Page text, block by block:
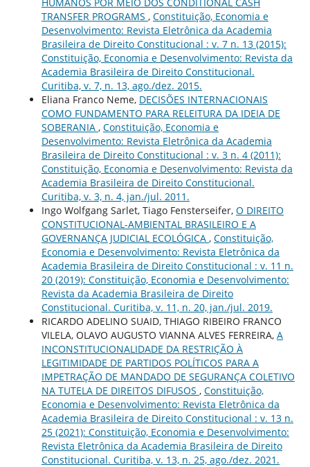
TRANSFER PROGRAMS , Constituição, Economia e
Desenvolvimento: Revista Eletrônica da Academia
Brasileira de Direito Constitucional : v. 7 n. 13 (2015):
Constituição, Economia e Desenvolvimento: Revista da
Academia Brasileira de Direito Constitucional.
Curitiba, v. 7, n. 13, ago./dez. 2015.
Eliana Franco Neme, DECISÕES INTERNACIONAIS
COMO FUNDAMENTO PARA RELEITURA DA IDEIA DE
SOBERANIA , Constituição, Economia e
Desenvolvimento: Revista Eletrônica da Academia
Brasileira de Direito Constitucional : v. 3 n. 4 (2011):
Constituição, Economia e Desenvolvimento: Revista da
Academia Brasileira de Direito Constitucional.
Curitiba, v. 3, n. 4, jan./jul. 2011.
Ingo Wolfgang Sarlet, Tiago Fensterseifer, O DIREITO
CONSTITUCIONAL-AMBIENTAL BRASILEIRO E A
GOVERNANÇA JUDICIAL ECOLÓGICA , Constituição,
Economia e Desenvolvimento: Revista Eletrônica da
Academia Brasileira de Direito Constitucional : v. 11 n.
20 (2019): Constituição, Economia e Desenvolvimento:
Revista da Academia Brasileira de Direito
Constitucional. Curitiba, v. 11, n. 20, jan./jul. 2019.
RICARDO ADELINO SUAID, THIAGO RIBEIRO FRANCO
VILELA, OLAVO AUGUSTO VIANNA ALVES FERREIRA, A
INCONSTITUCIONALIDADE DA RESTRIÇÃO À
LEGITIMIDADE DE PARTIDOS POLÍTICOS PARA A
IMPETRAÇÃO DE MANDADO DE SEGURANÇA COLETIVO
NA TUTELA DE DIREITOS DIFUSOS , Constituição,
Economia e Desenvolvimento: Revista Eletrônica da
Academia Brasileira de Direito Constitucional : v. 13 n.
25 (2021): Constituição, Economia e Desenvolvimento:
Revista Eletrônica da Academia Brasileira de Direito
Constitucional. Curitiba, v. 13, n. 25, ago./dez. 2021.